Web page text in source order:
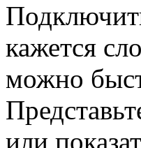
кажется
можно
или